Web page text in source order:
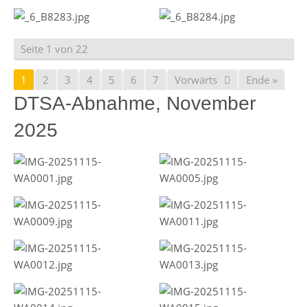
Seite 1 von 22
1 2 3 4 5 6 7 Vorwärts Ende »
DTSA-Abnahme, November
2025